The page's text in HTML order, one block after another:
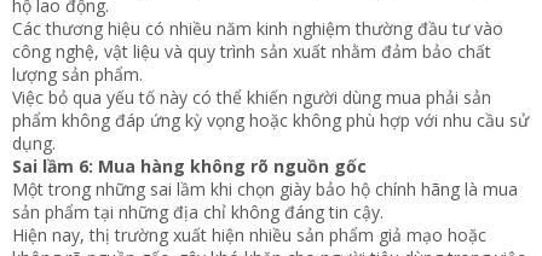
hộ lao động.
Các thương hiệu có nhiều năm kinh nghiệm thường đầu tư vào
công nghệ, vật liệu và quy trình sản xuất nhằm đảm bảo chất
lượng sản phẩm.
Việc bỏ qua yếu tố này có thể khiến người dùng mua phải sản
phẩm không đáp ứng kỳ vọng hoặc không phù hợp với nhu cầu sử
dụng.
Sai lầm 6: Mua hàng không rõ nguồn gốc
Một trong những sai lầm khi chọn giày bảo hộ chính hãng là mua
sản phẩm tại những địa chỉ không đáng tin cậy.
Hiện nay, thị trường xuất hiện nhiều sản phẩm giả mạo hoặc